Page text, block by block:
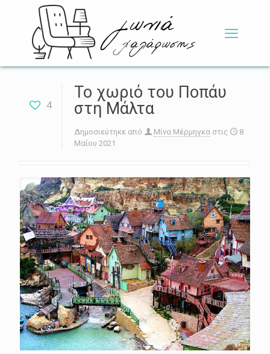
4
Το χωριό του Ποπάυ
στη Μάλτα
Δημοσιεύτηκε από Μίνα Μέρμηγκα στις
8
Μαΐου 2021